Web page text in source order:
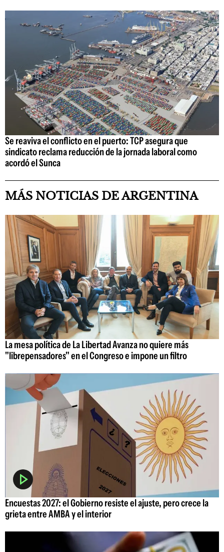
Se reaviva el conflicto en el puerto: TCP asegura que
sindicato reclama reducción de la jornada laboral como
acordó el Sunca
MÁS NOTICIAS DE ARGENTINA
La mesa política de La Libertad Avanza no quiere más
"librepensadores" en el Congreso e impone un filtro
Encuestas 2027: el Gobierno resiste el ajuste, pero crece la
grieta entre AMBA y el interior